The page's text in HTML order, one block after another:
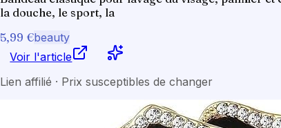
la douche, le sport, la
5,99 €beauty
Voir l'article
Lien affilié · Prix susceptibles de changer